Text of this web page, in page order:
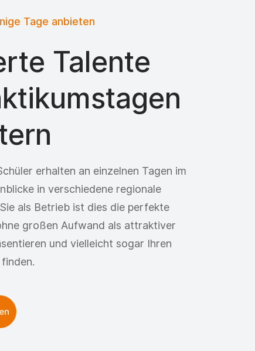
Tage anbieten
Talente
erhalten an einzelnen Tagen im
in verschiedene regionale
als Betrieb ist dies die perfekte
großen Aufwand als attraktiver
und vielleicht sogar Ihren